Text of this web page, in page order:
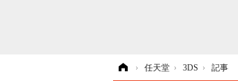
› 任天堂 › 3DS › 記事